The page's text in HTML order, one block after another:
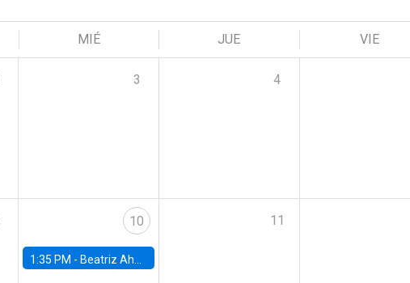
MIÉ JUE VIE
3 4
10
1:35 PM - Beatriz Ahumada, PhD candidate, Universidad de Pittsburgh
11